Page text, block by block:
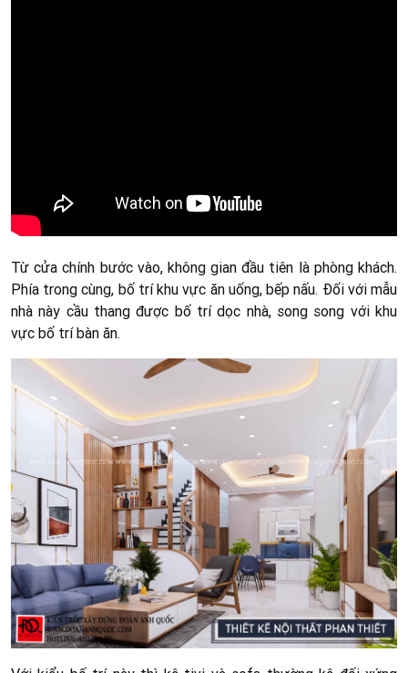
Từ cửa chính bước vào, không gian đầu tiên là phòng khách.
Phía trong cùng, bố trí khu vực ăn uống, bếp nấu. Đối với mẫu
nhà này cầu thang được bố trí dọc nhà, song song với khu
vực bố trí bàn ăn.